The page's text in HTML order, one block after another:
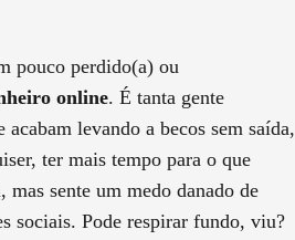
pouco perdido(a) ou
online. É tanta gente
levando a becos sem saída,
ter mais tempo para o que
sente um medo danado de
sociais. Pode respirar fundo, viu?